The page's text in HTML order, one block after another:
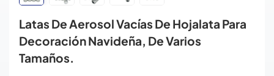
Latas De Aerosol Vacías De Hojalata Para
Decoración Navideña, De Varios
Tamaños.